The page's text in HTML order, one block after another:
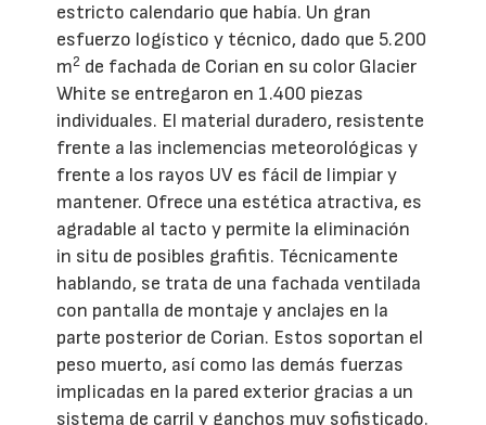
estricto calendario que había. Un gran
esfuerzo logístico y técnico, dado que 5.200
m2 de fachada de Corian en su color Glacier
White se entregaron en 1.400 piezas
individuales. El material duradero, resistente
frente a las inclemencias meteorológicas y
frente a los rayos UV es fácil de limpiar y
mantener. Ofrece una estética atractiva, es
agradable al tacto y permite la eliminación
in situ de posibles grafitis. Técnicamente
hablando, se trata de una fachada ventilada
con pantalla de montaje y anclajes en la
parte posterior de Corian. Estos soportan el
peso muerto, así como las demás fuerzas
implicadas en la pared exterior gracias a un
sistema de carril y ganchos muy sofisticado.